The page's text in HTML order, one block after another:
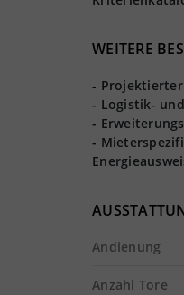
WEITERE
-
- Logistik-
-
-
Andienung
Anzahl Tore